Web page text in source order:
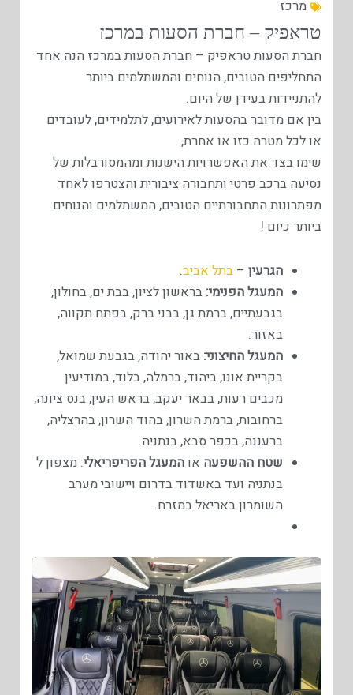
מרכז
טראפיק – חברת הסעות במרכז
חברת הסעות טראפיק – חברת הסעות במרכז הנה אחד
התחליפים הטובים, הנוחים והמשתלמים ביותר
להתניידות בעידן של היום.
בין אם מדובר בהסעות לאירועים, לתלמידים, לעובדים
או לכל מטרה כזו או אחרת,
שימו בצד את האפשרויות הישנות ומהמסורבלות של
נסיעה ברכב פרטי ותחבורה ציבורית והצטרפו לאחד
מפתרונות התחבורתיים הטובים, המשתלמים והנוחים
ביותר כיום !
הגרעין –בתל אביב.
המעגל הפנימי: בראשון לציון, בבת ים, בחולון,
בגבעתיים, ברמת גן, בבני ברק, בפתח תקווה,
באזור.
המעגל החיצוני: באור יהודה, בגבעת שמואל,
בקריית אונו, ביהוד, ברמלה, בלוד, במודיעין
מכבים רעות, בבאר יעקב, בראש העין, בנס ציונה,
ברחובות, ברמת השרון, בהוד השרון, בהרצליה,
ברעננה, בכפר סבא, בנתניה.
שטח ההשפעה אוהמעגל הפריפריאלי: מצפון ל
בנתניה ועד באשדוד בדרום ויישובי מערב
השומרון באריאל במזרח.